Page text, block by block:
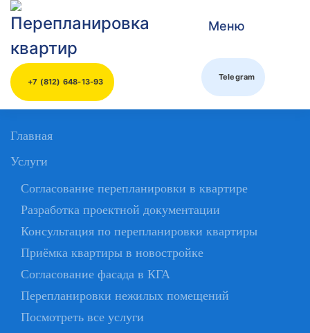
Skip to main content
+7 (812) 648-13-93
Меню
Telegram
Главная
Услуги
Согласование перепланировки в квартире
Разработка проектной документации
Консультация по перепланировки квартиры
Приёмка квартиры в новостройке
Согласование фасада в КГА
Перепланировки нежилых помещений
Посмотреть все услуги